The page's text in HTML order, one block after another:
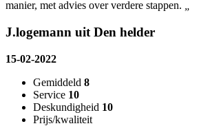
manier, met advies over verdere stappen.
J.logemann uit Den helder
15-02-2022
Gemiddeld 8
Service 10
Deskundigheid 10
Prijs/kwaliteit